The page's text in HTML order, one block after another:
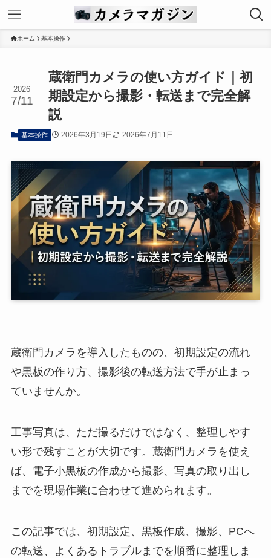
ホーム 基本操作
蔵衛門カメラの使い方ガイド｜初
期設定から撮影・転送まで完全解
説
2026
7/11
基本操作 2026年3月19日 2026年7月11日
蔵衛門カメラを導入したものの、初期設定の流れ
や黒板の作り方、撮影後の転送方法で手が止まっ
ていませんか。
工事写真は、ただ撮るだけではなく、整理しやす
い形で残すことが大切です。蔵衛門カメラを使え
ば、電子小黒板の作成から撮影、写真の取り出し
までを現場作業に合わせて進められます。
この記事では、初期設定、黒板作成、撮影、PCへ
の転送、よくあるトラブルまでを順番に整理しま